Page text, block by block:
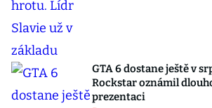
GTA 6 dostane ještě v
Rockstar oznámil
prezentaci